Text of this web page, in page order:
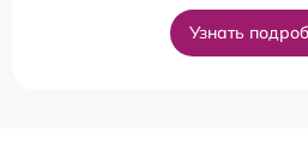
Узнать